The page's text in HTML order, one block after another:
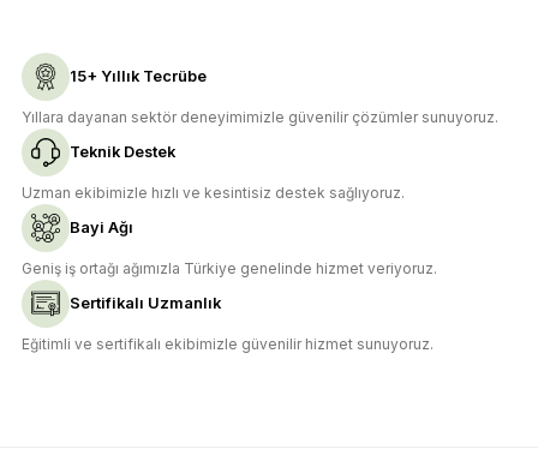
Ürün fiyatı diğer sitelerden daha pahalı.
Bu ürüne benzer farklı alternatifler olmalı.
15+ Yıllık Tecrübe
Yıllara dayanan sektör deneyimimizle güvenilir çözümler sunuyoruz.
Teknik Destek
Uzman ekibimizle hızlı ve kesintisiz destek sağlıyoruz.
Bayi Ağı
Geniş iş ortağı ağımızla Türkiye genelinde hizmet veriyoruz.
Sertifikalı Uzmanlık
Eğitimli ve sertifikalı ekibimizle güvenilir hizmet sunuyoruz.